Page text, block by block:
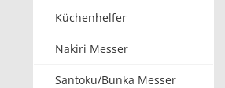
Küchenhelfer
Nakiri Messer
Santoku/Bunka Messer